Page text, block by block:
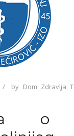
by Dom Zdravlja
o